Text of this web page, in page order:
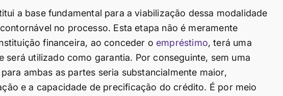
a base fundamental para a viabilização dessa modalidade
no processo. Esta etapa não é meramente
financeira, ao conceder o empréstimo, terá uma
utilizado como garantia. Por conseguinte, sem uma
ambas as partes seria substancialmente maior,
e a capacidade de precificação do crédito. É por meio